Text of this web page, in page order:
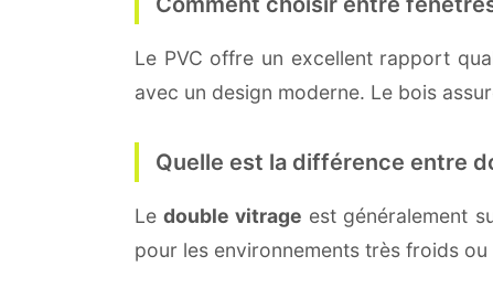
Le PVC offre un excellent rapport
avec un design moderne. Le bois
Quelle est la différence entre
Ledouble vitrage est généralement
pour les environnements très froids